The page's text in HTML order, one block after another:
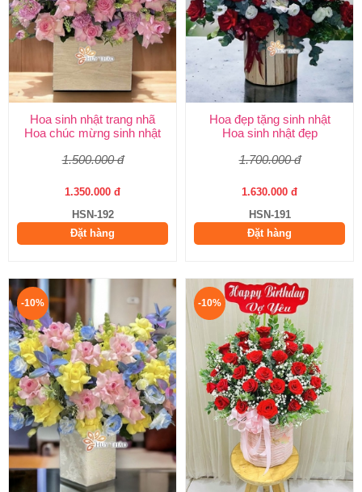
Hoa sinh nhật trang nhã
Hoa chúc mừng sinh nhật
1.500.000 đ
1.350.000 đ
HSN-192
Đặt hàng
Hoa đẹp tặng sinh nhật
Hoa sinh nhật đẹp
1.700.000 đ
1.630.000 đ
HSN-191
Đặt hàng
-10% -10%